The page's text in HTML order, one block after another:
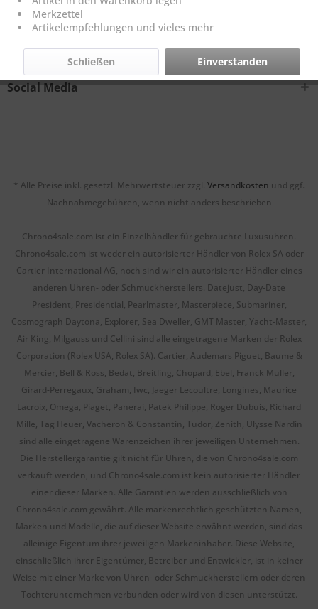
Kontakt
Informationen
Social Media
* Alle Preise inkl. gesetzl. Mehrwertsteuer zzgl. Versandkosten und ggf.
Nachnahmegebühren, wenn nicht anders beschrieben
Chrono4sale.com ist ein Einzelhändler für gebrauchte Luxusuhren.
Chrono4sale.com ist weder ein autorisierter Händler von Rolex SA oder
Cartier International AG, noch sind wir ein autorisierter Händler eines
anderen Uhren- oder Schmuckherstellers. Datejust, Day-Date
President, Presidential, Pearlmaster, Masterpiece, Submariner,
Cosmograph Daytona, Explorer, Sea Dweller, GMT Master, Yacht-Master,
Air King, Milgauss und Cellini sind alle eingetragene Marken der Rolex
Corporation (Rolex USA, Rolex SA). Cartier, Audemars Piguet, Baume &
Mercier, Bell & Ross, Bedat, Breitling, Chopard, Ebel, Franck Muller,
Girard-Perregaux, Graham, Iwc, Jaeger Lecoultre, Longines, Maurice
Lacroix, Omega, Piaget, Panerai, Patek Philippe, Roger Dubuis, Richard
Mille, Tag Heuer, Vacheron & Constantin, Tudor, Zenith, Ulysse Nardin
sind alle eingetragene Warenzeichen ihrer jeweiligen Unternehmen.
Die Herstellergarantie gilt nicht für Uhren, die von Chrono4sale.com
verkauft werden, und Chrono4sale.com ist kein autorisierter Händler
einer dieser Marken. Alle Garantien werden ausschließlich von
Chrono4sale.com gewährt. Alle markenrechtlich geschützten Namen,
Marken und Modelle, die auf dieser Website erwähnt werden, sind das
alleinige Eigentum ihrer jeweiligen Markeninhaber. Diese Website,
einschließlich ihrer Eigentümer, Betreiber und Entwickler, ist in keiner
Weise mit einer Marke von Uhren- oder Schmuckherstellern oder deren
Tochterunternehmen verbunden oder wird von diesen unterstützt.
Merkzettel
Artikelempfehlungen und vieles mehr
Einverstanden
Schließen